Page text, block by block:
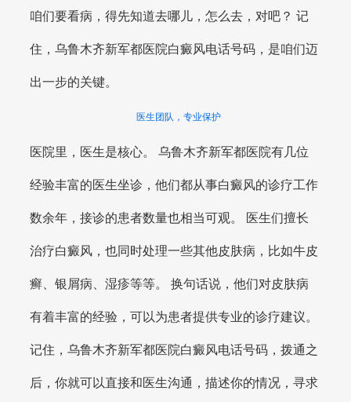
咱们要看病，得先知道去哪儿，怎么去，对吧？ 记
住，乌鲁木齐新军都医院白癜风电话号码，是咱们迈
出一步的关键。
医生团队，专业保护
医院里，医生是核心。 乌鲁木齐新军都医院有几位
经验丰富的医生坐诊，他们都从事白癜风的诊疗工作
数余年，接诊的患者数量也相当可观。 医生们擅长
治疗白癜风，也同时处理一些其他皮肤病，比如牛皮
癣、银屑病、湿疹等等。 换句话说，他们对皮肤病
有着丰富的经验，可以为患者提供专业的诊疗建议。
记住，乌鲁木齐新军都医院白癜风电话号码，拨通之
后，你就可以直接和医生沟通，描述你的情况，寻求